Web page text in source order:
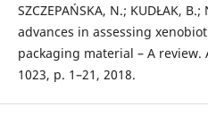
SZCZEPAŃSKA, N.; KUDŁAK,
advances in assessing
packaging material – A review.
1023, p. 1–21, 2018.